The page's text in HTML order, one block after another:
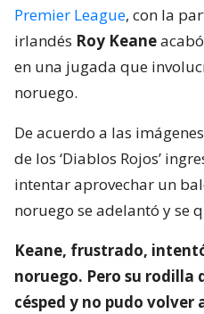
Premier League, con la
irlandés Roy Keane
en una jugada que
noruego.
De acuerdo a las
de los ‘Diablos Rojos’
intentar aprovechar un
noruego se adelantó y se
Keane, frustrado,
noruego. Pero su rodilla
césped y no pudo volver